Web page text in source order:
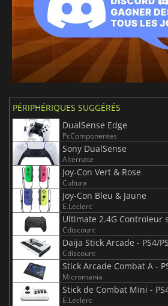
PÉRIPHÉRIQUES SUGGÉRÉS
DualSense Edge
PcComponentes
Sony DualSense
Alternate
Joy-Con Vert & Rose
Cultura
Joy-Con Bleu & Jaune
E.Leclerc
Ultimate 2.4G Controleur
Cdiscount
Daija Stick Arcade - PS4/
Cdiscount
Stick Arcade Combat A -
Micromania
Stick de Combat Mini -
E.Leclerc